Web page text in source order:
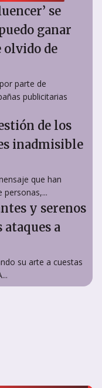
se
ganar
olvido de
parte de
publicitarias
de los
inadmisible
que han
y serenos
a
su arte a cuestas